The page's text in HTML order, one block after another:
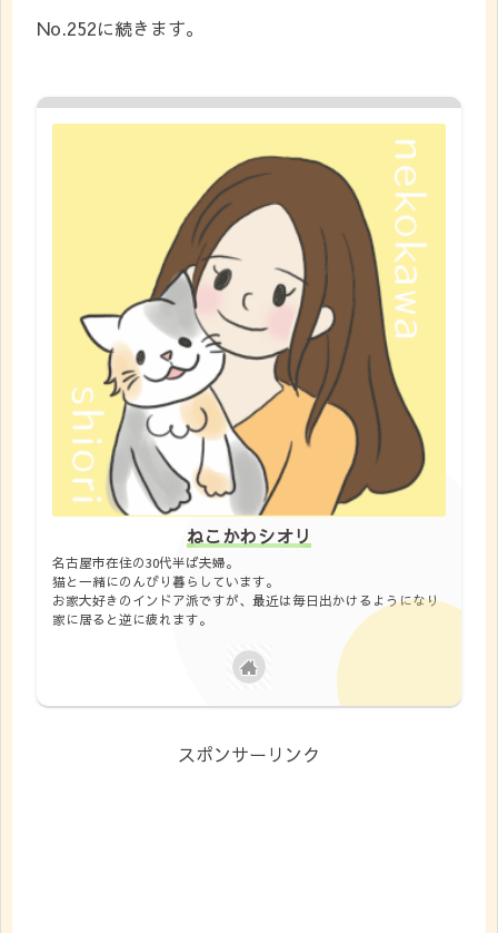
No.252に続きます。
ねこかわシオリ
名古屋市在住の30代半ば夫婦。
猫と一緒にのんびり暮らしています。
お家大好きのインドア派ですが、最近は毎日出かけるようになり
家に居ると逆に疲れます。
スポンサーリンク